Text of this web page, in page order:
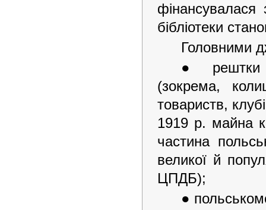
бібліотеки
Головними
● рештки
(зокрема,
товариств,
1919 р. майна
частина
великої й
ЦПДБ);
●